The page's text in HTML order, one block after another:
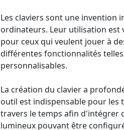
Les claviers sont une invention
ordinateurs. Leur utilisation
pour ceux qui veulent jouer à
différentes fonctionnalités
personnalisables.
La création du clavier a
outil est indispensable pour les
travers le temps afin d'intégrer
lumineux pouvant être